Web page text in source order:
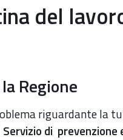
del
Regione
riguardante la
Servizio di prevenzione